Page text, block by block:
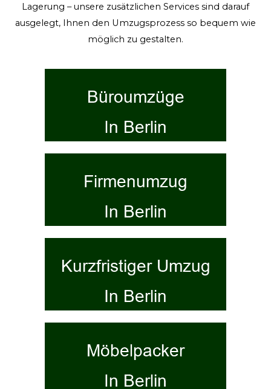
Lagerung – unsere zusätzlichen Services sind darauf
ausgelegt, Ihnen den Umzugsprozess so bequem wie
möglich zu gestalten.